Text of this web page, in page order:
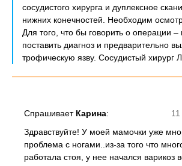
сосудистого хирурга и дуплексное
нижних конечностей. Необходим осмотр
Для того, что бы говорить о операции
поставить диагноз и предварительно
трофическую язву. Сосудистый хирург
Спрашивает Карина:
Здравствуйте! У моей мамочки уже
проблема с ногами..из-за того что
работала стоя, у нее начался варикоз